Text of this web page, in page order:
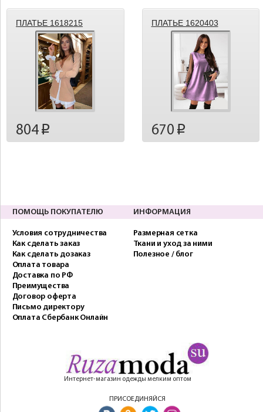
ПЛАТЬЕ 1618215
804 p
ПЛАТЬЕ 1620403
670 p
ПОМОЩЬ ПОКУПАТЕЛЮ
Условия сотрудничества
Как сделать заказ
Как сделать дозаказ
Оплата товара
Доставка по РФ
Преимущества
Договор оферта
Письмо директору
Оплата Сбербанк Онлайн
ИНФОРМАЦИЯ
Размерная сетка
Ткани и уход за ними
Полезное / блог
Интернет-магазин одежды мелким оптом
ПРИСОЕДИНЯЙСЯ